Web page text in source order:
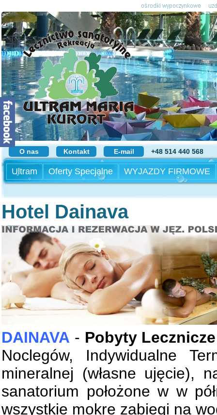
O nas Kontakt E-mail +48 514 440 568
Ultram Oferty Specjalne WYJAZDY FIRMOWE
Hotel Dainava
DAINAVA - Pobyty
Noclegów, Indywidualne
mineralnej (własne ujęcie),
sanatorium położone w w
wszystkie mokre zabiegi na